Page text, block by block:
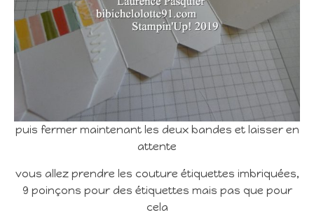
puis fermer maintenant les deux bandes et laisser en
attente
vous allez prendre les couture étiquettes imbriquées,
9 poinçons pour des étiquettes mais pas que pour
cela